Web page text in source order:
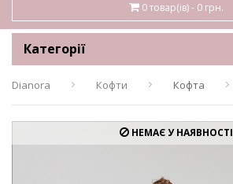
0 товар(ів) - 0 грн.
Категорії
Dianora Кофти Кофта
НЕМАЄ У НАЯВНОСТІ